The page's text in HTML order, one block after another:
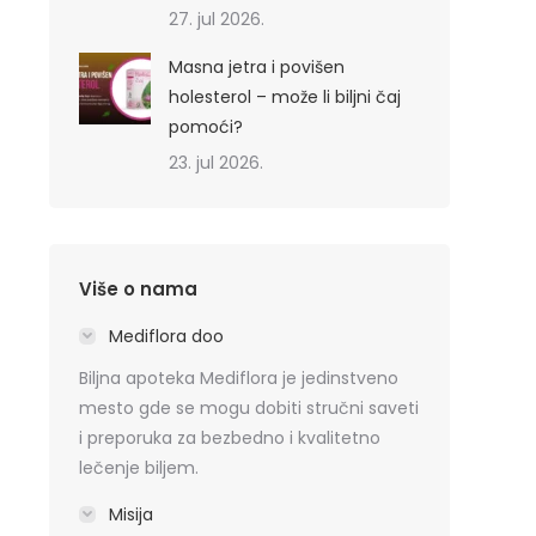
27. jul 2026.
Masna jetra i povišen
holesterol – može li biljni čaj
pomoći?
23. jul 2026.
Više o nama
Mediflora doo
Biljna apoteka Mediflora je jedinstveno
mesto gde se mogu dobiti stručni saveti
i preporuka za bezbedno i kvalitetno
lečenje biljem.
Misija